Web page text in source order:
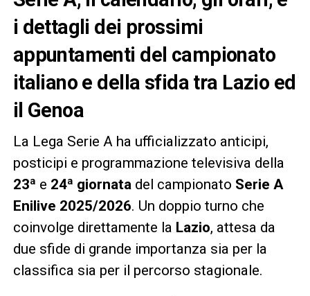
i dettagli dei prossimi
appuntamenti del campionato
italiano e della sfida tra Lazio ed
il Genoa
La Lega Serie A ha ufficializzato anticipi,
posticipi e programmazione televisiva della
23ª e 24ª giornatadel campionato Serie A
Enilive 2025/2026. Un doppio turno che
coinvolge direttamente la Lazio, attesa da
due sfide di grande importanza sia per la
classifica sia per il percorso stagionale.